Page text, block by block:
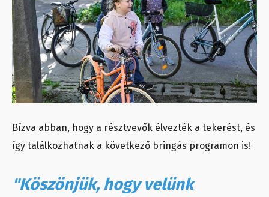
Bízva abban, hogy a résztvevők élvezték a tekerést, és
így találkozhatnak a következő bringás programon is!
"Köszönjük, hogy velünk